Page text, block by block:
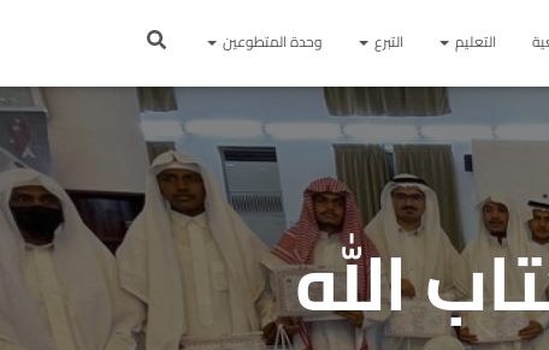
التعليم التبرع وحدة المتطوعين
لكتاب الله